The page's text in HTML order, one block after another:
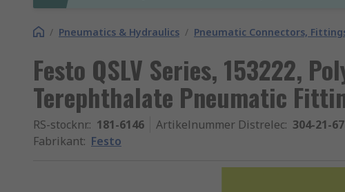
/ Pneumatics & Hydraulics / Pneumatic Connectors,
Festo QSLV Series, 153222,
Terephthalate Pneumatic
RS-stocknr.: 181-6146 Artikelnummer Distrelec: 304-21-
Fabrikant: Festo